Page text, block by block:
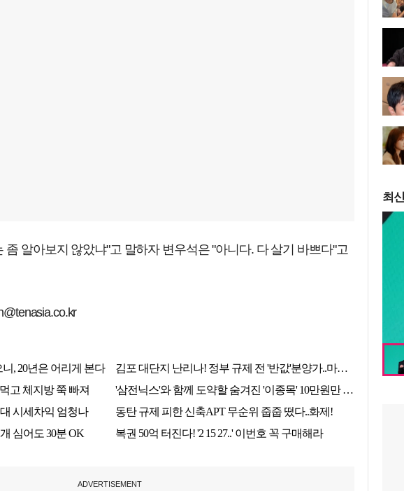
좀 알아보지 않았냐"고 말하자 변우석은 "아니다. 다 살기 바쁘다"고
ADVERTISEMENT
최